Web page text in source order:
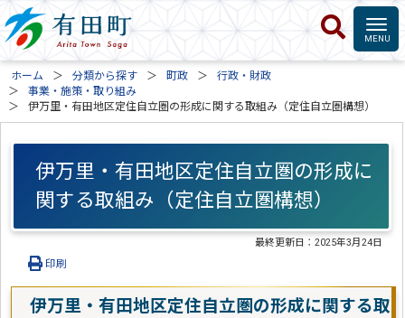
ホーム 分類から探す 町政
行政・財政
事業・施策・取り組み
伊万里・有田地区定住自立圏の形成に関する取組み（定住自立圏構想）
伊万里・有田地区定住自立圏の形成に
関する取組み（定住自立圏構想）
最終更新日：2025年3月24日
印刷
伊万里・有田地区定住自立圏の形成に関する取